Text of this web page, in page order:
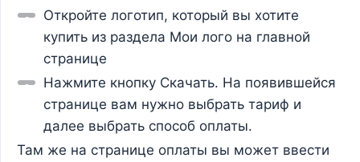
Откройте логотип, который вы хотите
купить из раздела Мои лого на главной
странице
Нажмите кнопку Скачать. На появившейся
странице вам нужно выбрать тариф и
далее выбрать способ оплаты.
Там же на странице оплаты вы может ввести